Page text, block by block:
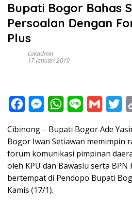
Bupati Bogor Bahas
Persoalan Dengan
Plus
Cekadmin
17 Januari 2019
F
e
b
o
o
k
M
ss
e
n
g
er
W
at
s
A
p
Li
e
G
ai
l
T
Cibinong – Bupati Bogor Ade
Bogor Iwan Setiawan memimpin
forum komunikasi pimpinan
oleh KPU dan Bawaslu serta
bertempat di Pendopo Bupati
Kamis (17/1).